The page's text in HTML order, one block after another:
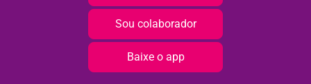
Sou colaborador
Baixe o app